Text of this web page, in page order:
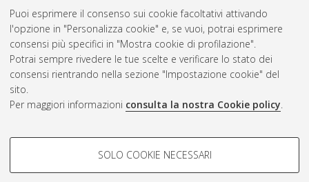
Puoi esprimere il consenso sui cookie facoltativi attivando
l'opzione in "Personalizza cookie" e, se vuoi, potrai esprimere
consensi più specifici in "Mostra cookie di profilazione".
Potrai sempre rivedere le tue scelte e verificare lo stato dei
consensi rientrando nella sezione "Impostazione cookie" del
sito.
Per maggiori informazioni consulta la nostra Cookie policy.
COOKIE DI PROFILAZIONE -
SOLO COOKIE NECESSARI
Atom
Rss 1.0
Rss 2.0
AMS Laurea
Impostazioni Cookie
Informativa sulla privacy
Condizioni d’uso del sito